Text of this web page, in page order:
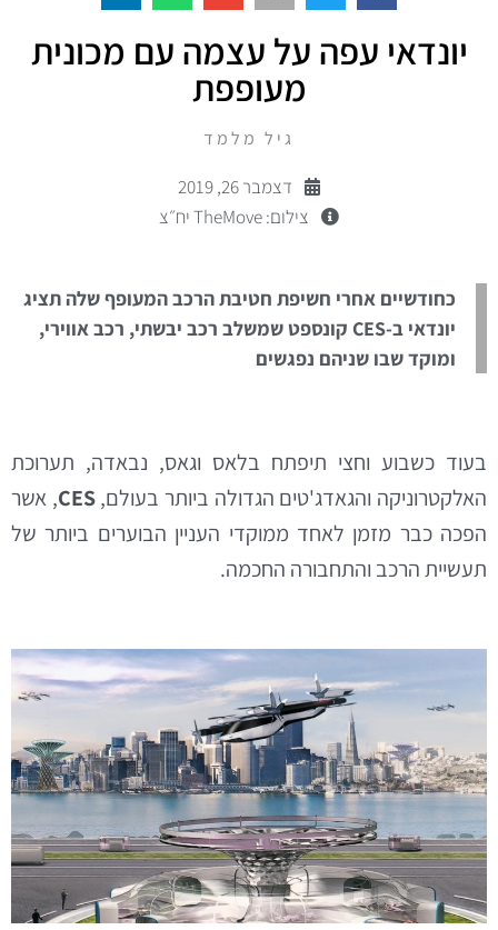
יונדאי עפה על עצמה עם מכונית
מעופפת
גיל מלמד
דצמבר 26, 2019
צילום: TheMove יח״צ
כחודשיים אחרי חשיפת חטיבת הרכב המעופף שלה תציג
יונדאי ב-CES קונספט שמשלב רכב יבשתי, רכב אווירי,
ומוקד שבו שניהם נפגשים
בעוד כשבוע וחצי תיפתח בלאס וגאס, נבאדה, תערוכת
האלקטרוניקה והגאדג'טים הגדולה ביותר בעולם,CES
, אשר
הפכה כבר מזמן לאחד ממוקדי העניין הבוערים ביותר של
תעשיית הרכב והתחבורה החכמה.